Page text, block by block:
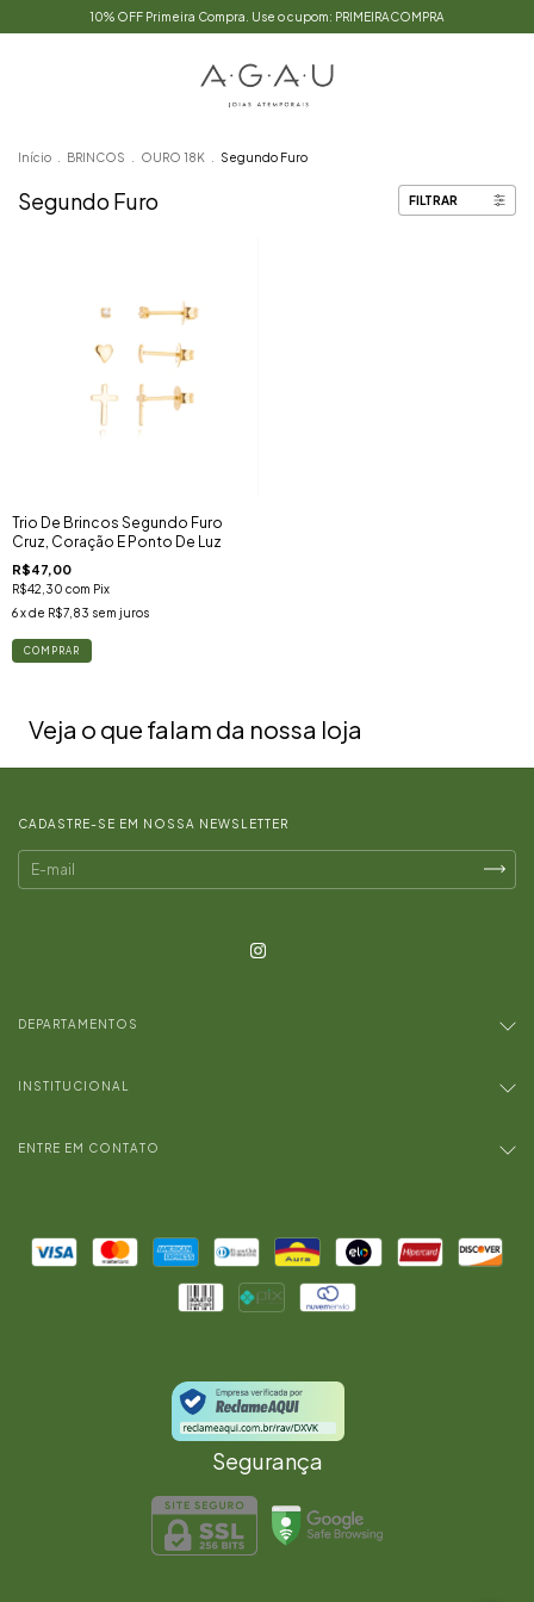
10% OFF Primeira Compra. Use o cupom: PRIMEIRACOMPRA
Início BRINCOS OURO 18K Segundo Furo
Segundo Furo FILTRAR
Trio De Brincos Segundo Furo
Cruz, Coração E Ponto De Luz
R$47,00
R$42,30 com Pix
6x de R$7,83 sem juros
Veja o que falam da nossa loja
CADASTRE-SE EM NOSSA NEWSLETTER
DEPARTAMENTOS
INSTITUCIONAL
ENTRE EM CONTATO
Segurança